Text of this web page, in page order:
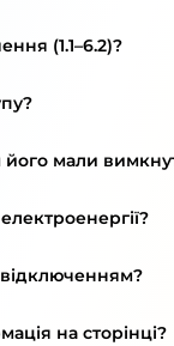
(1.1–6.2)?
його мали
на сторінці?